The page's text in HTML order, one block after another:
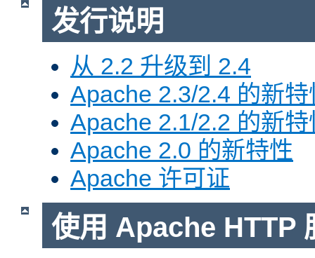
发行说明
从 2.2 升级到 2.4
Apache 2.3/2.4 的新特
Apache 2.1/2.2 的新特
Apache 2.0 的新特性
Apache 许可证
使用 Apache HTTP